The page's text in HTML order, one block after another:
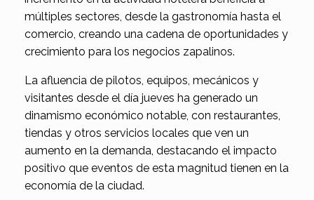
múltiples sectores, desde la gastronomía hasta el
comercio, creando una cadena de oportunidades y
crecimiento para los negocios zapalinos.
La afluencia de pilotos, equipos, mecánicos y
visitantes desde el día jueves ha generado un
dinamismo económico notable, con restaurantes,
tiendas y otros servicios locales que ven un
aumento en la demanda, destacando el impacto
positivo que eventos de esta magnitud tienen en la
economía de la ciudad.